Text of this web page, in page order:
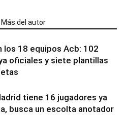
Más del autor
los 18 equipos Acb: 102
oficiales y siete plantillas
tiene 16 jugadores ya
busca un escolta anotador